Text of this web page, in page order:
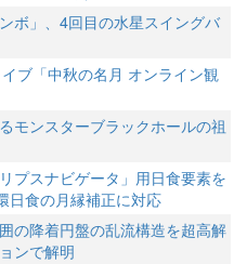
ボ」、4回目の水星スイングバ
ブ「中秋の名月 オンライン観
モンスターブラックホールの祖
プスナビゲータ」用日食要素を
食の月縁補正に対応
の降着円盤の乱流構造を超高解
ンで解明